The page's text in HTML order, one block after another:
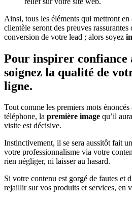
Ainsi, tous les éléments qui mettront
clientèle seront des preuves rassurantes
conversion de votre lead ; alors soyez
Pour inspirer confiance
soignez la qualité de
ligne.
Tout comme les premiers mots
téléphone, la première image qu’il
visite est décisive.
Instinctivement, il se sera aussitôt fait
votre professionnalisme via votre
rien négliger, ni laisser au hasard.
Si votre contenu est gorgé de fautes et
rejaillir sur vos produits et services, en